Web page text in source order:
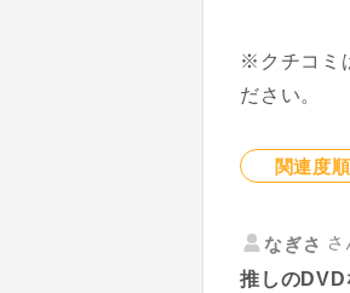
※クチコミ
ださい。
関連度順
なぎさ
推しの